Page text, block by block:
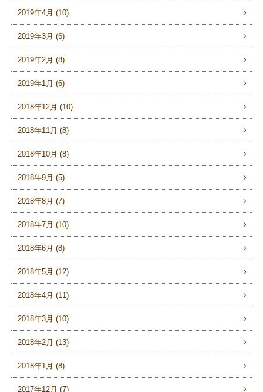
2019年4月 (10)
2019年3月 (6)
2019年2月 (8)
2019年1月 (6)
2018年12月 (10)
2018年11月 (8)
2018年10月 (8)
2018年9月 (5)
2018年8月 (7)
2018年7月 (10)
2018年6月 (8)
2018年5月 (12)
2018年4月 (11)
2018年3月 (10)
2018年2月 (13)
2018年1月 (8)
2017年12月 (7)